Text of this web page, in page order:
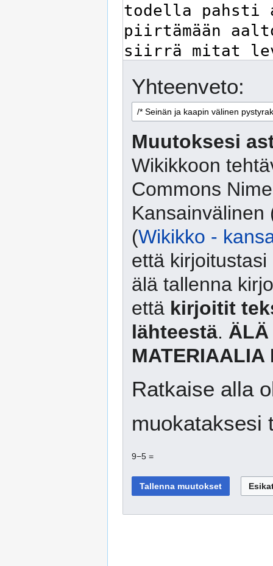
Yhteenveto:
Muutoksesi
Wikikkoon
Commons
Kansainvälinen
(Wikikko -
että
älä tallenna
että kirjoitit
lähteestä. ÄLÄ
MATERIAALIA
Ratkaise alla
muokataksesi
9−5 =